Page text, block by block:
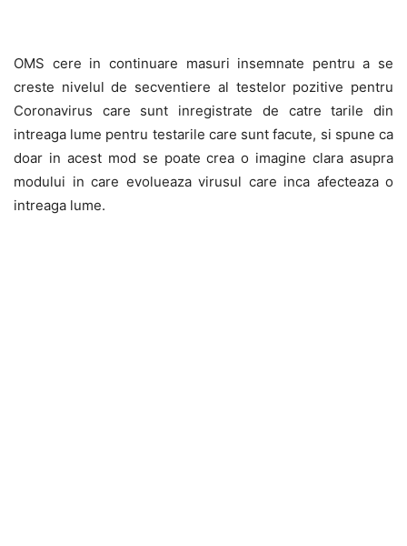
OMS cere in continuare masuri insemnate pentru a se
creste nivelul de secventiere al testelor pozitive pentru
Coronavirus care sunt inregistrate de catre tarile din
intreaga lume pentru testarile care sunt facute, si spune ca
doar in acest mod se poate crea o imagine clara asupra
modului in care evolueaza virusul care inca afecteaza o
intreaga lume.